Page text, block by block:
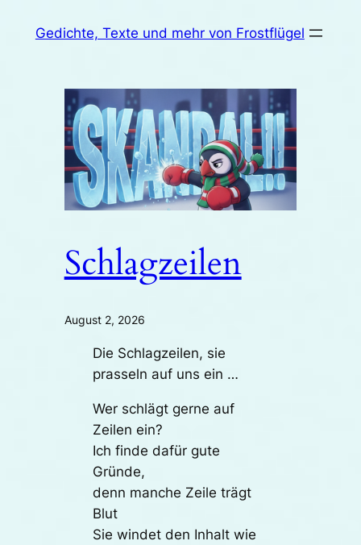
InhaltGedichte, Texte und mehr von Frostflügel
Schlagzeilen
August 2, 2026
Die Schlagzeilen, sie
prasseln auf uns ein …
Wer schlägt gerne auf
Zeilen ein?
Ich finde dafür gute
Gründe,
denn manche Zeile trägt
Blut
Sie windet den Inhalt wie